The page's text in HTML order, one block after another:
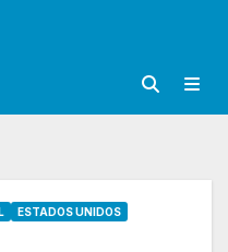
ESTADOS UNIDOS